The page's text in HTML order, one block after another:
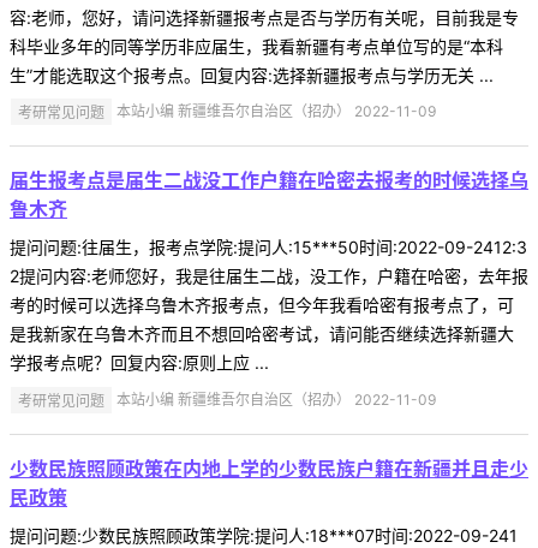
容:老师，您好，请问选择新疆报考点是否与学历有关呢，目前我是专
科毕业多年的同等学历非应届生，我看新疆有考点单位写的是“本科
生”才能选取这个报考点。回复内容:选择新疆报考点与学历无关 ...
考研常见问题 本站小编 新疆维吾尔自治区（招办） 2022-11-09
届生报考点是届生二战没工作户籍在哈密去报考的时候选择乌
鲁木齐
提问问题:往届生，报考点学院:提问人:15***50时间:2022-09-2412:3
2提问内容:老师您好，我是往届生二战，没工作，户籍在哈密，去年报
考的时候可以选择乌鲁木齐报考点，但今年我看哈密有报考点了，可
是我新家在乌鲁木齐而且不想回哈密考试，请问能否继续选择新疆大
学报考点呢？回复内容:原则上应 ...
考研常见问题 本站小编 新疆维吾尔自治区（招办） 2022-11-09
少数民族照顾政策在内地上学的少数民族户籍在新疆并且走少
民政策
提问问题:少数民族照顾政策学院:提问人:18***07时间:2022-09-241